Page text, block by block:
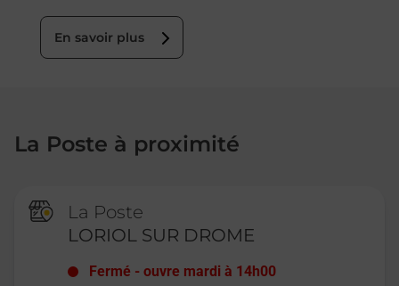
En savoir plus
La Poste à proximité
La Poste
LORIOL SUR DROME
Fermé -ouvre mardi à 14h00